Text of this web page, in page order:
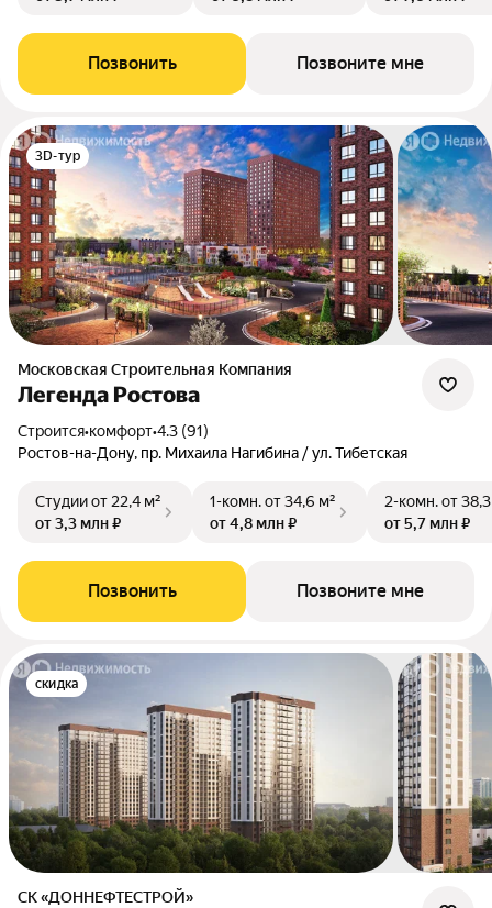
Позвонить Позвоните мне
3D-тур
Московская Строительная Компания
Легенда Ростова
Строится•комфорт•4.3 (91)
Ростов-на-Дону, пр. Михаила Нагибина / ул. Тибетская
Студииот 22,4 м²
от 3,3 млн ₽
1-комн.от 34,6 м²
от 4,8 млн ₽
2-комн.от
от 5,7 млн ₽
Позвонить Позвоните мне
скидка
СК «ДОННЕФТЕСТРОЙ»